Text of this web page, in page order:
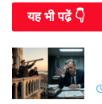
यह भी पढे़ं 👇